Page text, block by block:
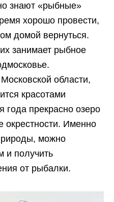
знают «рыбные»
хорошо провести,
домой вернуться.
занимает рыбное
области,
красотами
прекрасно озеро
окрестности. Именно
можно
и получить
от рыбалки.